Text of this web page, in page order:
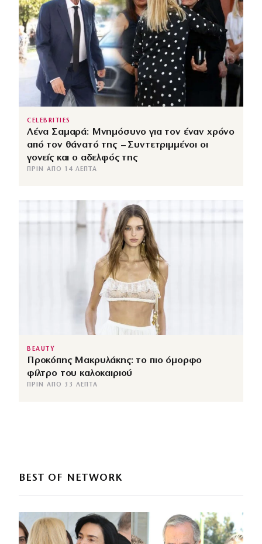
CELEBRITIES
Λένα Σαμαρά: Μνημόσυνο για τον έναν χρόνο
από τον θάνατό της – Συντετριμμένοι οι
γονείς και ο αδελφός της
ΠΡΙΝ ΑΠΌ 14 ΛΕΠΤΆ
BEAUTY
Προκόπης Μακρυλάκης: το πιο όμορφο
φίλτρο του καλοκαιριού
ΠΡΙΝ ΑΠΌ 33 ΛΕΠΤΆ
BEST OF NETWORK